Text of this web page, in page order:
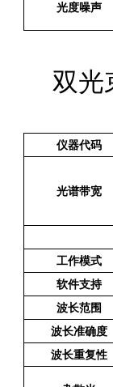
光度噪声
双光
仪器代码
光谱带宽
工作模式
软件支持
波长范围
波长准确度
波长重复性